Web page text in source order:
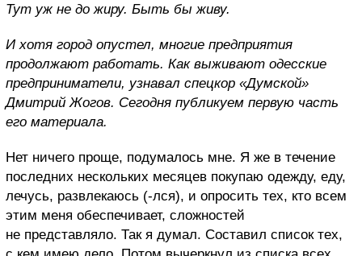
Тут уж не до жиру. Быть бы живу.
И хотя город опустел, многие предприятия
продолжают работать. Как выживают одесские
предприниматели, узнавал спецкор «Думской»
Дмитрий Жогов. Сегодня публикуем первую часть
его материала.
Нет ничего проще, подумалось мне. Я же в течение
последних нескольких месяцев покупаю одежду, еду,
лечусь, развлекаюсь (-лся), и опросить тех, кто всем
этим меня обеспечивает, сложностей
не представляло. Так я думал. Составил список тех,